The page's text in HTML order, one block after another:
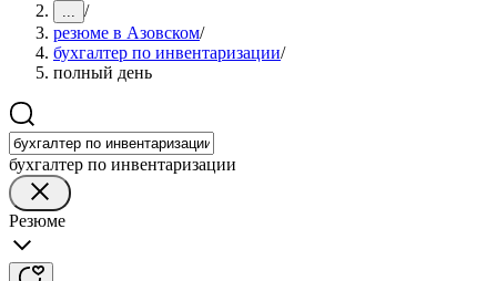
... /
резюме в Азовском/
бухгалтер по инвентаризации/
полный день
бухгалтер по инвентаризации
Резюме